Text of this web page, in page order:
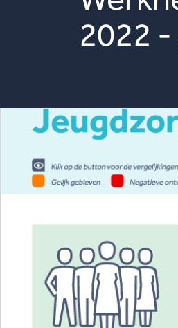
2022